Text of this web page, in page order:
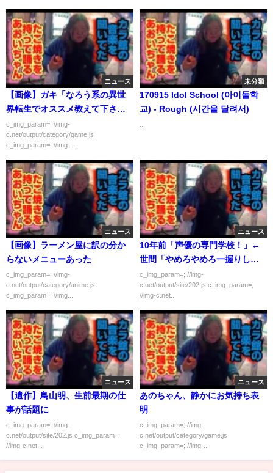
ニュース
【画像】ガキ「なろう系の異世
界転生でオススメ教えて下さ
い！」書店員「知らんがなｗｗ
ｗ」
c_img_param=; //img-
c.net/output/category/game.js
c_img_param=; //img-...
未分類
170915 Idol School (아이돌학
교) - Rough (시간을 달려서)
ニュース
【画像】ラーメン屋に訳の分か
らないメニューあった
c_img_param=; //img-
c.net/output/category/anime.js
c_img_param=; //img...
ニュース
10年前「声優の専門学校！」←
世間「やめろやめろ一握りしか
生き残れないだろ」
c_img_param=; //img-
c.net/output/site/202.js c_img_param=;
//img-c.net...
ニュース
【遺作】鳥山明、生前最期の仕
事が話題に
c_img_param=; //img-
c.net/output/site/202.js c_img_param=;
//img-c.net...
ニュース
あのちゃん、静かにお気持ち表
明
c_img_param=; //img-
c.net/output/category/game.js
c_img_param=; //img-...